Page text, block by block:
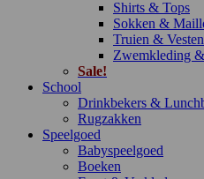
Shirts & Tops
Sokken &
Truien & Vesten
Zwemkleding
Sale!
School
Drinkbekers &
Rugzakken
Speelgoed
Babyspeelgoed
Boeken